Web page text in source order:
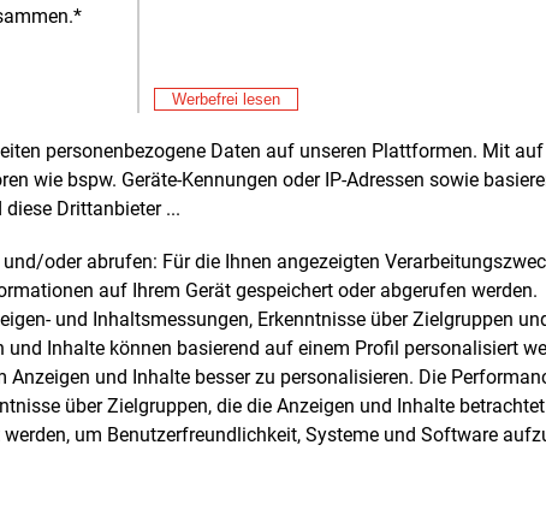
Werbefrei lesen
personenbezogene Daten auf unseren Plattformen. Mit
wie bspw. Geräte-Kennungen oder IP-Adressen sowie
Drittanbieter ...
oder abrufen: Für die Ihnen angezeigten
auf Ihrem Gerät gespeichert oder abgerufen werden.
und Inhaltsmessungen, Erkenntnisse über Zielgruppen
Inhalte können basierend auf einem Profil personalisiert
und Inhalte besser zu personalisieren. Die
über Zielgruppen, die die Anzeigen und Inhalte
um Benutzerfreundlichkeit, Systeme und Software
Nachrichten lesen?
kostenlos
Zugang
aktualisierte
Prognose- und
Login für Kunden